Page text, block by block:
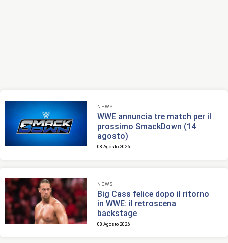
NEWS
WWE annuncia tre match per il
prossimo SmackDown (14
agosto)
08 Agosto 2026
NEWS
Big Cass felice dopo il ritorno
in WWE: il retroscena
backstage
08 Agosto 2026